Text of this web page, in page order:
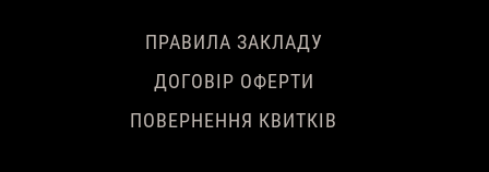
ПРАВИЛА ЗАКЛАДУ
ДОГОВІР ОФЕРТИ
ПОВЕРНЕННЯ КВИТКІВ